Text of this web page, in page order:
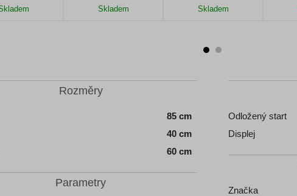
Skladem Skladem
Rozměry
85 cm
40 cm
60 cm
Parametry
Odložený start
Displej
Značka